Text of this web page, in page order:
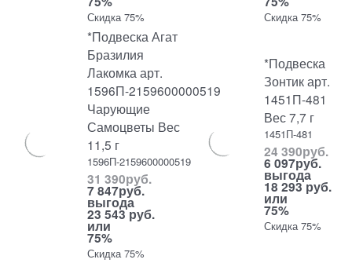
Скидка 75% Скидка 75%
*Подвеска Агат
Бразилия
Лакомка арт.
1596П-2159600000519
Чарующие
Самоцветы Вес
11,5 г
1596П-2159600000519
31 390руб.
7 847руб.
выгода
23 543 руб.
или
75%
Скидка 75%
*Подвеска
Зонтик арт.
1451П-481
Вес 7,7 г
1451П-481
24 390руб.
6 097руб.
выгода
18 293 руб.
или
75%
Скидка 75%